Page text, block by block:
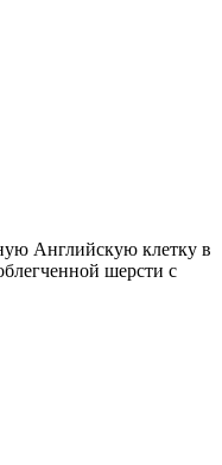
Английскую клетку в
шерсти с